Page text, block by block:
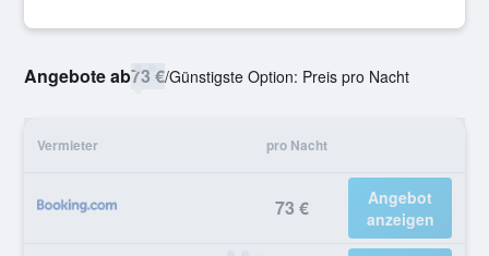
Angebote ab73 €/Günstigste Option: Preis pro Nacht
Vermieter pro Nacht
73 €
Angebot
anzeigen